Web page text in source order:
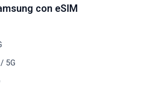
con eSIM
5G